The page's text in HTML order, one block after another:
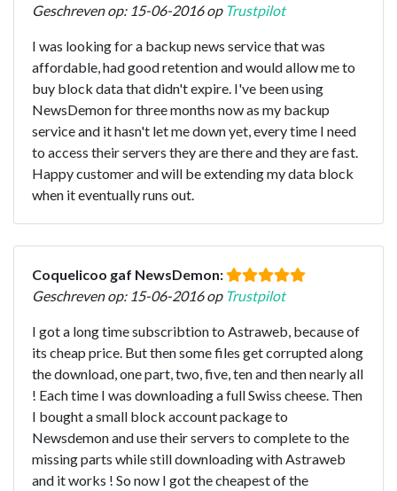
Geschreven op: 15-06-2016 op Trustpilot
I was looking for a backup news service that was
affordable, had good retention and would allow me to
buy block data that didn't expire. I've been using
NewsDemon for three months now as my backup
service and it hasn't let me down yet, every time I need
to access their servers they are there and they are fast.
Happy customer and will be extending my data block
when it eventually runs out.
Coquelicoo gaf NewsDemon:
Geschreven op: 15-06-2016 op Trustpilot
I got a long time subscribtion to Astraweb, because of
its cheap price. But then some files get corrupted along
the download, one part, two, five, ten and then nearly all
! Each time I was downloading a full Swiss cheese. Then
I bought a small block account package to
Newsdemon and use their servers to complete to the
missing parts while still downloading with Astraweb
and it works ! So now I got the cheapest of the